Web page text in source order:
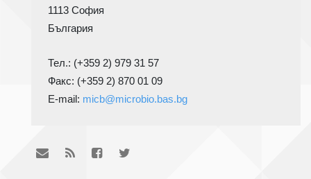
1113 София
Тел.: (+359 2) 979 31 57
Факс: (+359 2) 870 01 09
E-mail: micb@microbio.bas.bg